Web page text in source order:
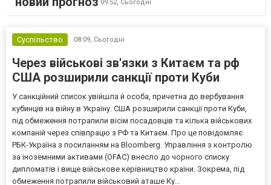
09:52, Сьогодні
Суспільство 08:09, Сьогодні
Через військові зв'язки з Китаєм та рф
США розширили санкції проти Куби
У санкційний список увійшла й особа, причетна до вербування
кубинців на війну в Україну. США розширили санкції проти Куби,
під обмеження потрапили вісім посадовців та кілька військових
компаній через співпрацю з РФ та Китаєм. Про це повідомляє
РБК-Україна з посиланням на Bloomberg. Управління з контролю
за іноземними активами (OFAC) внесло до чорного списку
дипломатів і вище військове керівництво країни. Зокрема, під
обмеження потрапили військовий аташе Ку...